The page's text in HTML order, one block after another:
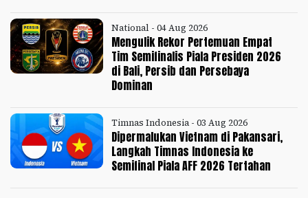
National - 04 Aug 2026
Mengulik Rekor Pertemuan Empat
Tim Semifinalis Piala Presiden 2026
di Bali, Persib dan Persebaya
Dominan
Timnas Indonesia - 03 Aug 2026
Dipermalukan Vietnam di Pakansari,
Langkah Timnas Indonesia ke
Semifinal Piala AFF 2026 Tertahan